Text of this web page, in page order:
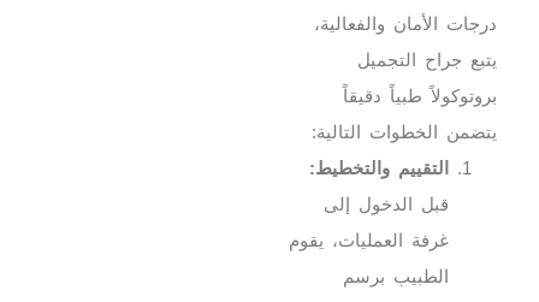
درجات الأمان والفعالية،
يتبع جراح التجميل
بروتوكولاً طبياً دقيقاً
يتضمن الخطوات التالية:
التقييم والتخطيط:
قبل الدخول إلى
غرفة العمليات، يقوم
الطبيب برسم